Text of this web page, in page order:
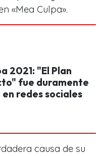
«Mea Culpa».
2021: "El Plan
fue duramente
redes sociales
causa de su